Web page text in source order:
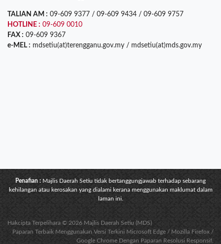
TALIAN AM : 09-609 9377 / 09-609 9434 / 09-609 9757
HOTLINE : 09-609 0010
FAX : 09-609 9367
e-MEL : mdsetiu(at)terengganu.gov.my / mdsetiu(at)mds.gov.my
Penafian : Majlis Daerah Setiu tidak bertanggungjawab terhadap sebarang
kehilangan atau kerosakan yang dialami kerana menggunakan maklumat dalam
laman ini.
Hakcipta Terpelihara © 2026 Majlis Daerah Setiu (MDS)
Paparan Terbaik Menggunakan Versi Terkini Microsoft Edge / Mozilla Firefox /
Google Chrome Dengan Paparan Resolusi Responsif.